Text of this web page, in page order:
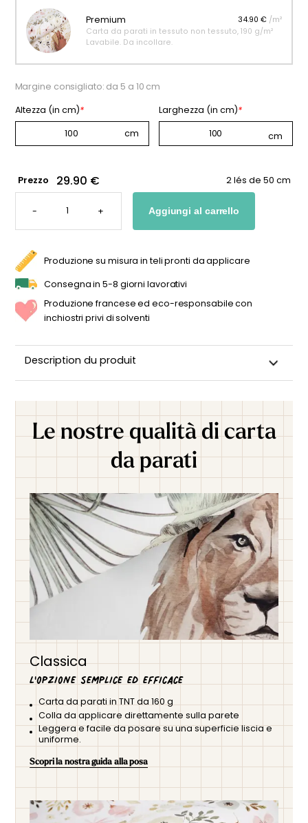
Premium 34.90 € /m²
Carta da parati in tessuto non tessuto, 190 g/m²
Lavabile. Da incollare.
Margine consigliato: da 5 a 10 cm
Altezza (in cm)* Larghezza (in cm)*
Prezzo 29.90 € 2 lés de 50 cm
-
CARTA
PARATI
IN
+ Aggiungi al carrello
Produzione su misura in teli pronti da applicare
Consegna in 5-8 giorni lavorativi
Produzione francese ed eco-responsabile con
inchiostri privi di solventi
Description du produit
Le nostre qualità di carta
da parati
Classica
L'opzione semplice ed efficace
Carta da parati in TNT da 160 g
Colla da applicare direttamente sulla parete
Leggera e facile da posare su una superficie liscia e
uniforme.
Scopri la nostra guida alla posa